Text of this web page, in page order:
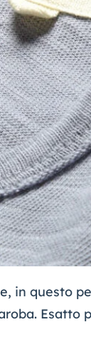
in questo
Esatto